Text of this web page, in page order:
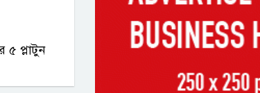
৫ প্লাটুন